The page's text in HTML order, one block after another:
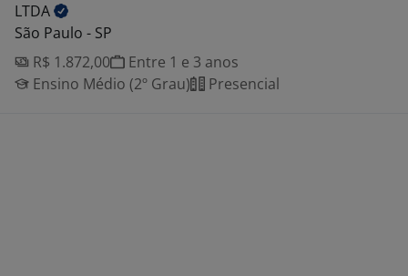
LTDA
São Paulo - SP
R$ 1.872,00
Entre 1 e 3 anos
Ensino Médio (2º Grau)
Presencial